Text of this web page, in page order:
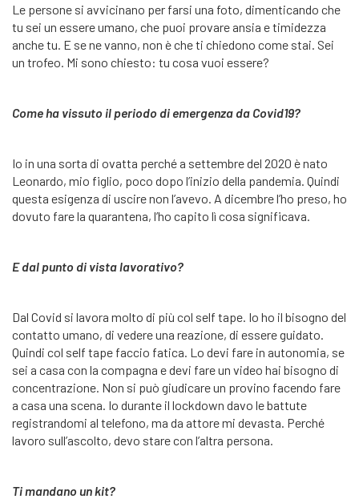
Le persone si avvicinano per farsi una foto, dimenticando che
tu sei un essere umano, che puoi provare ansia e timidezza
anche tu. E se ne vanno, non è che ti chiedono come stai. Sei
un trofeo. Mi sono chiesto: tu cosa vuoi essere?
Come ha vissuto il periodo di emergenza da Covid19?
Io in una sorta di ovatta perché a settembre del 2020 è nato
Leonardo, mio figlio, poco dopo l’inizio della pandemia. Quindi
questa esigenza di uscire non l’avevo. A dicembre l’ho preso, ho
dovuto fare la quarantena, l’ho capito lì cosa significava.
E dal punto di vista lavorativo?
Dal Covid si lavora molto di più col self tape. Io ho il bisogno del
contatto umano, di vedere una reazione, di essere guidato.
Quindi col self tape faccio fatica. Lo devi fare in autonomia, se
sei a casa con la compagna e devi fare un video hai bisogno di
concentrazione. Non si può giudicare un provino facendo fare
a casa una scena. Io durante il lockdown davo le battute
registrandomi al telefono, ma da attore mi devasta. Perché
lavoro sull’ascolto, devo stare con l’altra persona.
Ti mandano un kit?